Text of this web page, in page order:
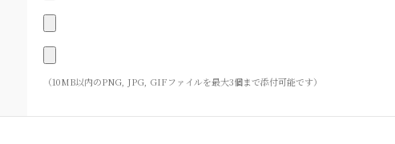
（10MB以内のPNG, JPG, GIFファイルを最大3個まで添付可能です）